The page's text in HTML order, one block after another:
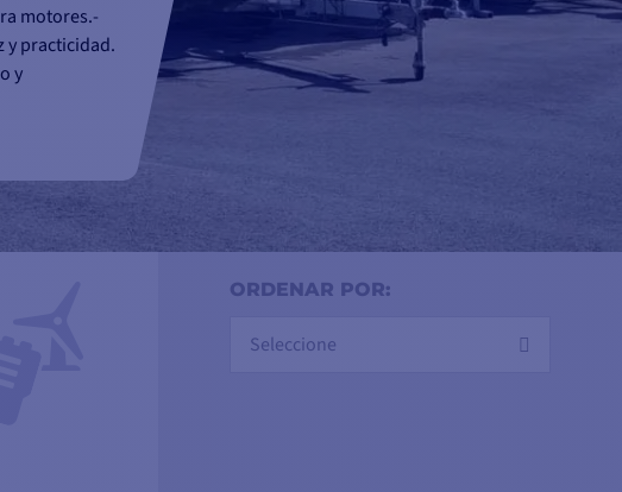
motores.-
y practicidad.
y
la seguridad
ORDENAR POR:
Seleccione